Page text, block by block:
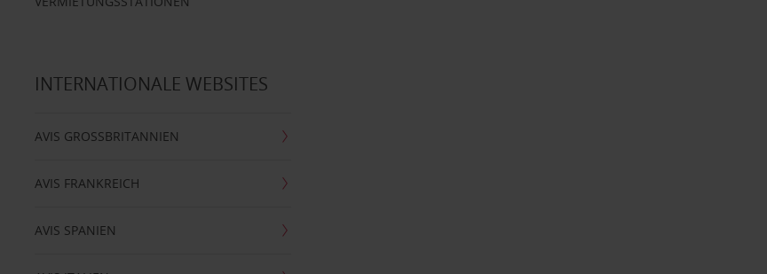
INTERNATIONALE WEBSITES
AVIS GROSSBRITANNIEN
AVIS FRANKREICH
AVIS SPANIEN